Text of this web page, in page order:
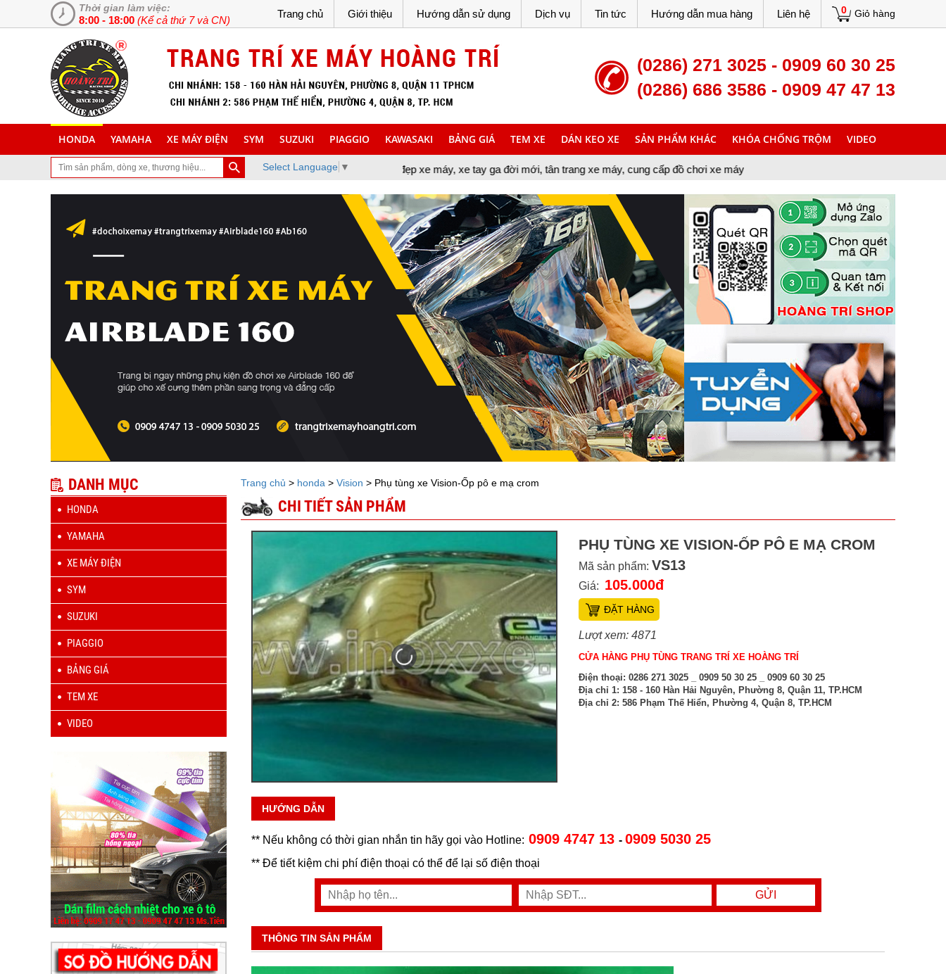
Thời gian làm việc:
8:00 - 18:00 (Kể cả thứ 7 và CN)
0 Giỏ hàng
Trang chủ Giới thiệu Hướng dẫn sử dụng Dịch vụ Tin tức Hướng dẫn mua hàng Liên hệ
(0286) 271 3025 - 0909 60 30 25
(0286) 686 3586 - 0909 47 47 13
HONDA YAMAHA XE MÁY ĐIỆN SYM SUZUKI PIAGGIO KAWASAKI BẢNG GIÁ TEM XE DÁN KEO XE SẢN PHẨM KHÁC KHÓA CHỐNG TRỘM VIDEO
Select Language ▼
trang Web chuyên cung cấp và lắp đặt phụ tùng inox trang trí làm đẹp xe máy, xe tay ga đời mới, tân trang xe máy, cung cấp đồ chơi xe máy
DANH MỤC
HONDA
YAMAHA
XE MÁY ĐIỆN
SYM
SUZUKI
PIAGGIO
BẢNG GIÁ
TEM XE
VIDEO
Trang chủ > honda > Vision > Phụ tùng xe Vision-Ốp pô e mạ crom
CHI TIẾT SẢN PHẨM
PHỤ TÙNG XE VISION-ỐP PÔ E MẠ CROM
Mã sản phẩm: VS13
Giá: 105.000đ
ĐẶT HÀNG
Lượt xem: 4871
CỬA HÀNG PHỤ TÙNG TRANG TRÍ XE HOÀNG TRÍ
Điện thoại: 0286 271 3025 _ 0909 50 30 25 _ 0909 60 30 25
Địa chỉ 1: 158 - 160 Hàn Hải Nguyên, Phường 8, Quận 11, TP.HCM
Địa chỉ 2: 586 Phạm Thế Hiển, Phường 4, Quận 8, TP.HCM
HƯỚNG DẪN
** Nếu không có thời gian nhắn tin hãy gọi vào Hotline: 0909 4747 13 - 0909 5030 25
** Để tiết kiệm chi phí điện thoại có thể để lại số điện thoại
THÔNG TIN SẢN PHẨM